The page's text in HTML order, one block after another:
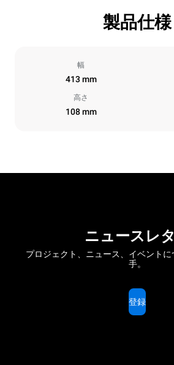
製品仕様
幅
413 mm
高さ
108 mm
ニュースレ
プロジェクト、ニュース、イベントに
手。
登録